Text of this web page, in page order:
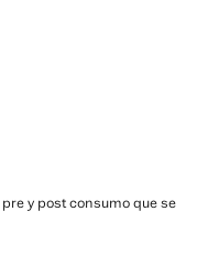
y post consumo que se